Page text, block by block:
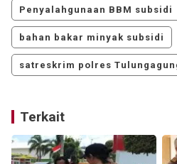
Penyalahgunaan BBM subsidi
bahan bakar minyak subsidi
satreskrim polres
Terkait